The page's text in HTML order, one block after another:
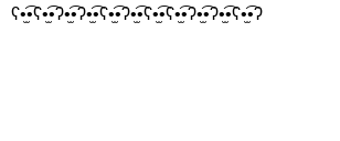
ʕ•̫͡•ʕ•̫͡•ʔ•̫͡•ʔ•̫͡•ʕ•̫͡•ʔ•̫͡•ʕ•̫͡•ʕ•̫͡•ʔ•̫͡•ʔ•̫͡•ʕ•̫͡•ʔ